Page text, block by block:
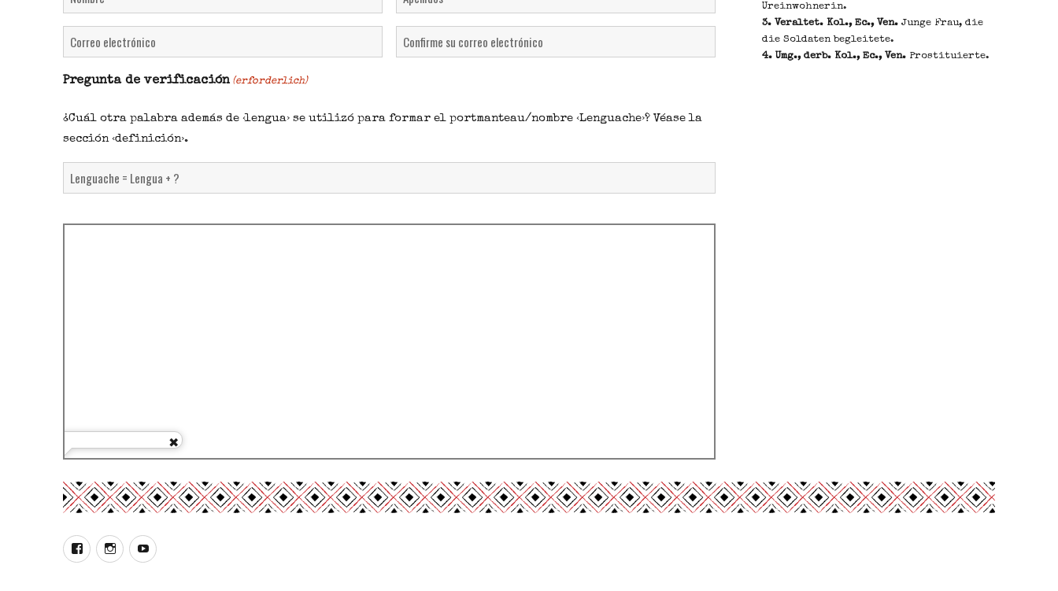
(erforderlich)
Vorname Nachname
Email
(erforderlich)
eingeben
bestätigen
Pregunta de verificación (erforderlich)
¿Cuál otra palabra además de ‹lengua› se utilizó para formar el portmanteau/nombre ‹Lenguache›? Véase la
sección ‹definición›.
Ureinwohnerin.
3. Veraltet. Kol., Ec., Ven.Junge Frau, die
die Soldaten begleitete.
4. Umg., derb. Kol., Ec., Ven.Prostituierte.
FacebookInstagram
YouTube